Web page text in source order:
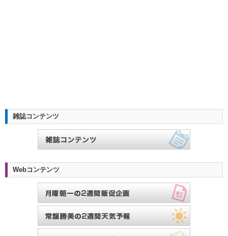
雑誌コンテンツ
Webコンテンツ